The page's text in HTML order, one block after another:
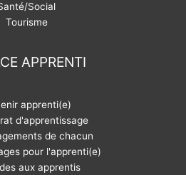
Social
Tourisme
APPRENTI
apprenti(e)
d'apprentissage
de chacun
pour l'apprenti(e)
aux apprentis